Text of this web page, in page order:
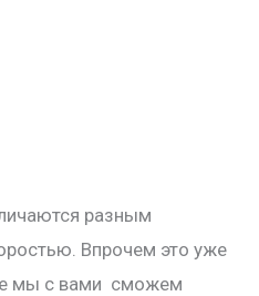
разным
Впрочем это уже
мы с вами сможем